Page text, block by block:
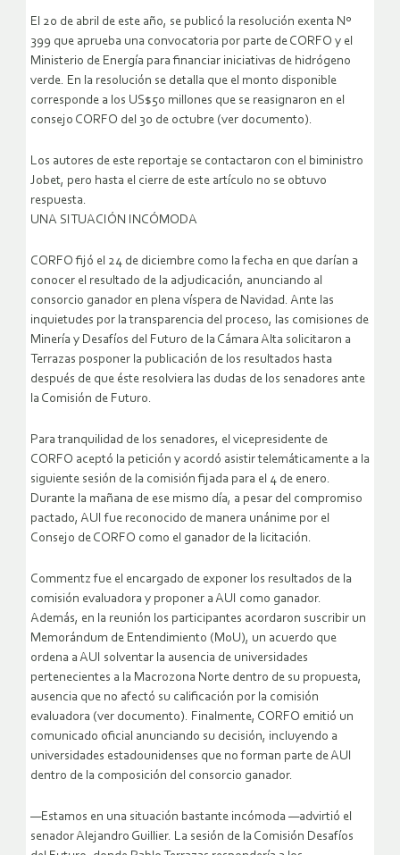
El 20 de abril de este año, se publicó la resolución exenta Nº
399 que aprueba una convocatoria por parte de CORFO y el
Ministerio de Energía para financiar iniciativas de hidrógeno
verde. En la resolución se detalla que el monto disponible
corresponde a los US$50 millones que se reasignaron en el
consejo CORFO del 30 de octubre (ver documento).
Los autores de este reportaje se contactaron con el biministro
Jobet, pero hasta el cierre de este artículo no se obtuvo
respuesta.
UNA SITUACIÓN INCÓMODA
CORFO fijó el 24 de diciembre como la fecha en que darían a
conocer el resultado de la adjudicación, anunciando al
consorcio ganador en plena víspera de Navidad. Ante las
inquietudes por la transparencia del proceso, las comisiones de
Minería y Desafíos del Futuro de la Cámara Alta solicitaron a
Terrazas posponer la publicación de los resultados hasta
después de que éste resolviera las dudas de los senadores ante
la Comisión de Futuro.
Para tranquilidad de los senadores, el vicepresidente de
CORFO aceptó la petición y acordó asistir telemáticamente a la
siguiente sesión de la comisión fijada para el 4 de enero.
Durante la mañana de ese mismo día, a pesar del compromiso
pactado, AUI fue reconocido de manera unánime por el
Consejo de CORFO como el ganador de la licitación.
Commentz fue el encargado de exponer los resultados de la
comisión evaluadora y proponer a AUI como ganador.
Además, en la reunión los participantes acordaron suscribir un
Memorándum de Entendimiento (MoU), un acuerdo que
ordena a AUI solventar la ausencia de universidades
pertenecientes a la Macrozona Norte dentro de su propuesta,
ausencia que no afectó su calificación por la comisión
evaluadora (ver documento). Finalmente, CORFO emitió un
comunicado oficial anunciando su decisión, incluyendo a
universidades estadounidenses que no forman parte de AUI
dentro de la composición del consorcio ganador.
—Estamos en una situación bastante incómoda —advirtió el
senador Alejandro Guillier. La sesión de la Comisión Desafíos